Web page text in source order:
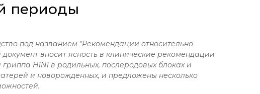
периоды
под названием "Рекомендации относительно
вносит ясность в клинические рекомендации
гриппа H1N1 в родильных, послеродовых блоках и
и новорожденных, и предложены несколько